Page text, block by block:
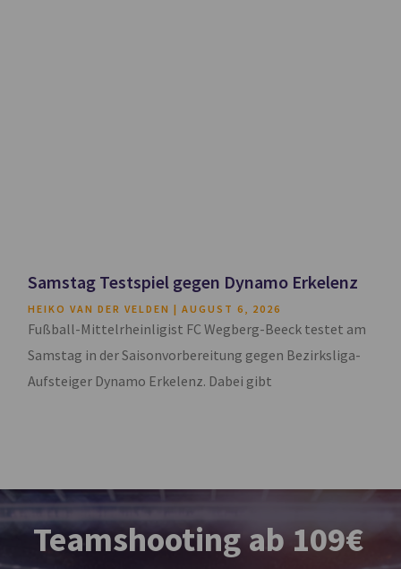
Samstag Testspiel gegen Dynamo Erkelenz
HEIKO VAN DER VELDEN AUGUST 6, 2026
Fußball-Mittelrheinligist FC Wegberg-Beeck testet am
Samstag in der Saisonvorbereitung gegen Bezirksliga-
Aufsteiger Dynamo Erkelenz. Dabei gibt
Teamshooting ab 109€